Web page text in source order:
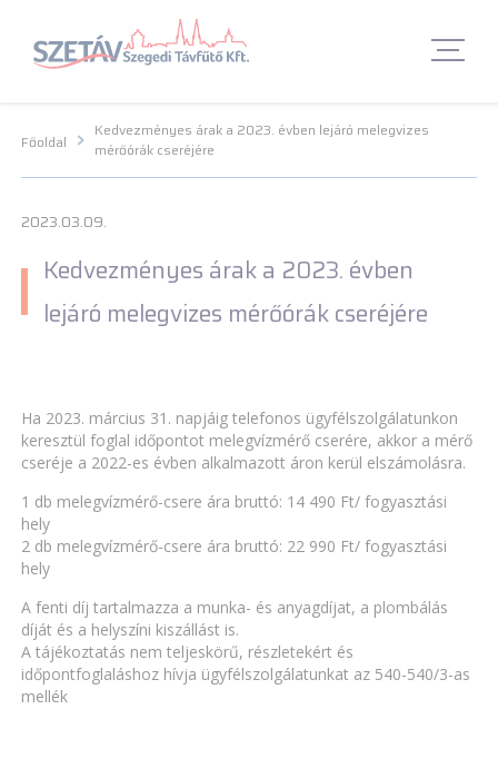
Navigációs menü segédlet
Fő Navigációs menü Fő Navigációs menü Fő tartalom Fő
Főoldal
Kedvezményes árak a 2023. évben lejáró melegvizes
mérőórák cseréjére
2023.03.09.
Kedvezményes árak a 2023. évben
lejáró melegvizes mérőórák cseréjére
Ha 2023. március 31. napjáig telefonos ügyfélszolgálatunkon
keresztül foglal időpontot melegvízmérő cserére, akkor a mérő
cseréje a 2022-es évben alkalmazott áron kerül elszámolásra.
1 db melegvízmérő-csere ára bruttó: 14 490 Ft/ fogyasztási
hely
2 db melegvízmérő-csere ára bruttó: 22 990 Ft/ fogyasztási
hely
A fenti díj tartalmazza a munka- és anyagdíjat, a plombálás
díját és a helyszíni kiszállást is.
A tájékoztatás nem teljeskörű, részletekért és
időpontfoglaláshoz hívja ügyfélszolgálatunkat az 540-540/3-as
mellék